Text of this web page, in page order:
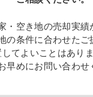
・空き地の売却実績
の条件に合わせたご
てよいことはありま
早めにお問い合わせ